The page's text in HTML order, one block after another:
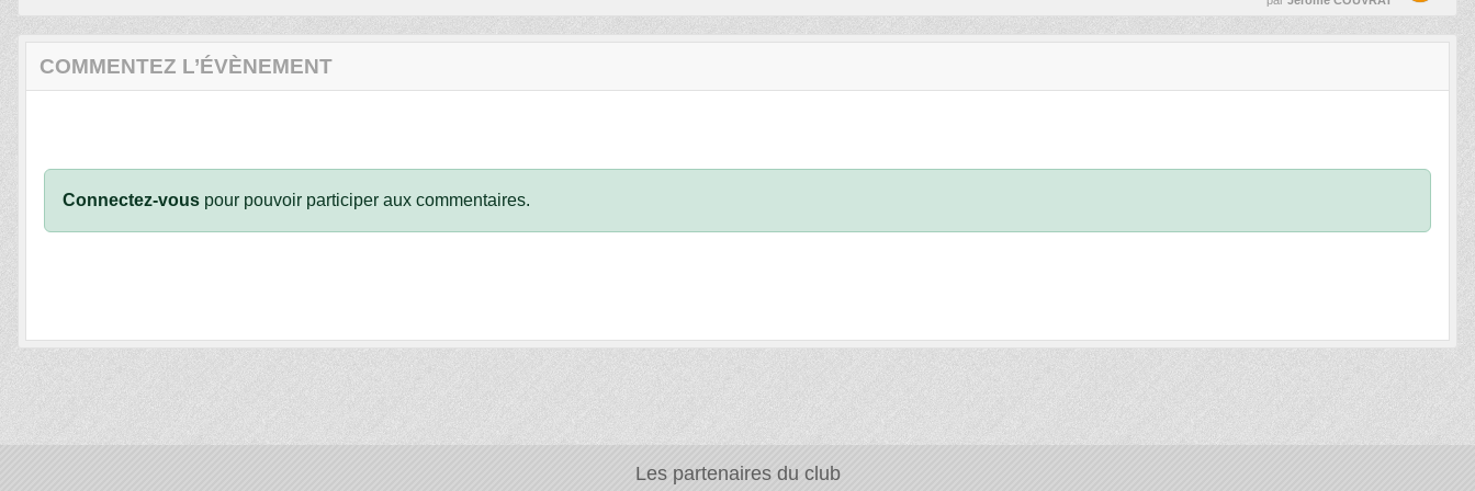
COMMENTEZ L’ÉVÈNEMENT
Connectez-vous pour pouvoir participer aux commentaires.
Les partenaires du club